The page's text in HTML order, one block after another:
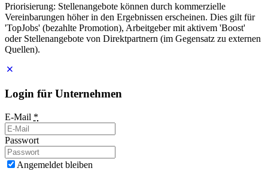
Priorisierung: Stellenangebote können durch kommerzielle
Vereinbarungen höher in den Ergebnissen erscheinen. Dies gilt für
'TopJobs' (bezahlte Promotion), Arbeitgeber mit aktivem 'Boost'
oder Stellenangebote von Direktpartnern (im Gegensatz zu externen
Quellen).
Login für Unternehmen
E-Mail *
Passwort
Angemeldet bleiben